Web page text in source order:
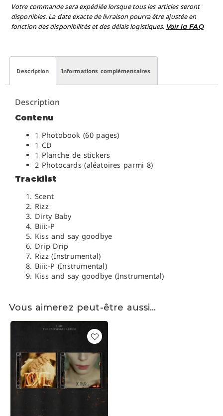
Votre commande sera expédiée lorsque tous les articles seront
disponibles. La date exacte de livraison pourra être ajustée en
fonction des disponibilités et des délais logistiques. Voir la FAQ
Description Informations complémentaires
Description
Contenu
1 Photobook (60 pages)
1 CD
1 Planche de stickers
2 Photocards (aléatoires parmi 8)
Tracklist
Scent
Rizz
Dirty Baby
Biii:-P
Kiss and say goodbye
Drip Drip
Rizz (Instrumental)
Biii:-P (Instrumental)
Kiss and say goodbye (Instrumental)
Vous aimerez peut-être aussi…